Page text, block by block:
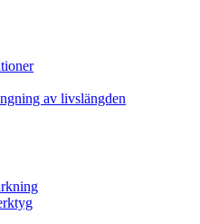
av livslängden